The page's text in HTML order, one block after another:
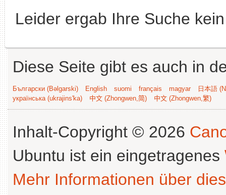
Leider ergab Ihre Suche
Diese Seite gibt es auch in
Български (Bəlgarski) English suomi français magyar
日本語
українська (ukrajins'ka)
中文 (Zhongwen,简) 中文 (Zhongwen,繁)
Inhalt-Copyright © 2026
Ubuntu ist ein eingetragenes
Mehr Informationen über